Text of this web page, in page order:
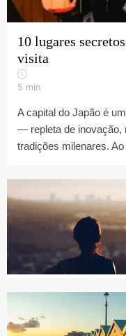
10 lugares
visita
5 min
A capital do Japão é
— repleta de inovação,
tradições milenares.